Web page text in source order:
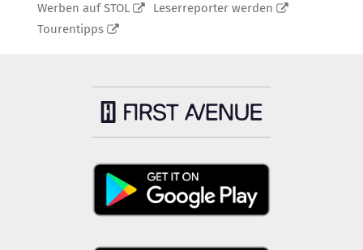
Werben auf STOL
Leserreporter werden
Tourentipps